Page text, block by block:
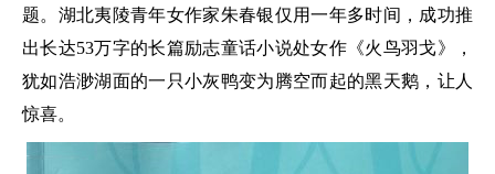
题。湖北夷陵青年女作家朱春银仅用一年多时间，成功推
出长达53万字的长篇励志童话小说处女作《火鸟羽戈》，
犹如浩渺湖面的一只小灰鸭变为腾空而起的黑天鹅，让人
惊喜。